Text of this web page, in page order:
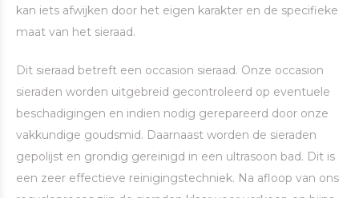
kan iets afwijken door het eigen karakter en de specifieke
maat van het sieraad.
Dit sieraad betreft een occasion sieraad. Onze occasion
sieraden worden uitgebreid gecontroleerd op eventuele
beschadigingen en indien nodig gerepareerd door onze
vakkundige goudsmid. Daarnaast worden de sieraden
gepolijst en grondig gereinigd in een ultrasoon bad. Dit is
een zeer effectieve reinigingstechniek. Na afloop van ons